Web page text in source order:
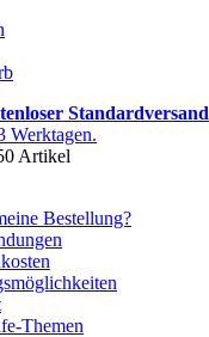
Standardversand
Werktagen.
Artikel
Bestellung?
Themen